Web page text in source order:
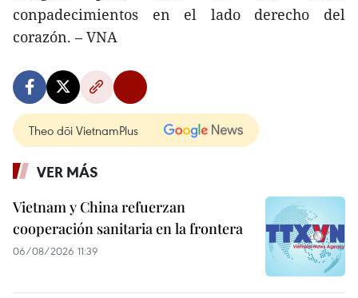
conpadecimientos en el lado derecho del
corazón. – VNA
Theo dõi VietnamPlus
VER MÁS
Vietnam y China refuerzan
cooperación sanitaria en la frontera
06/08/2026 11:39